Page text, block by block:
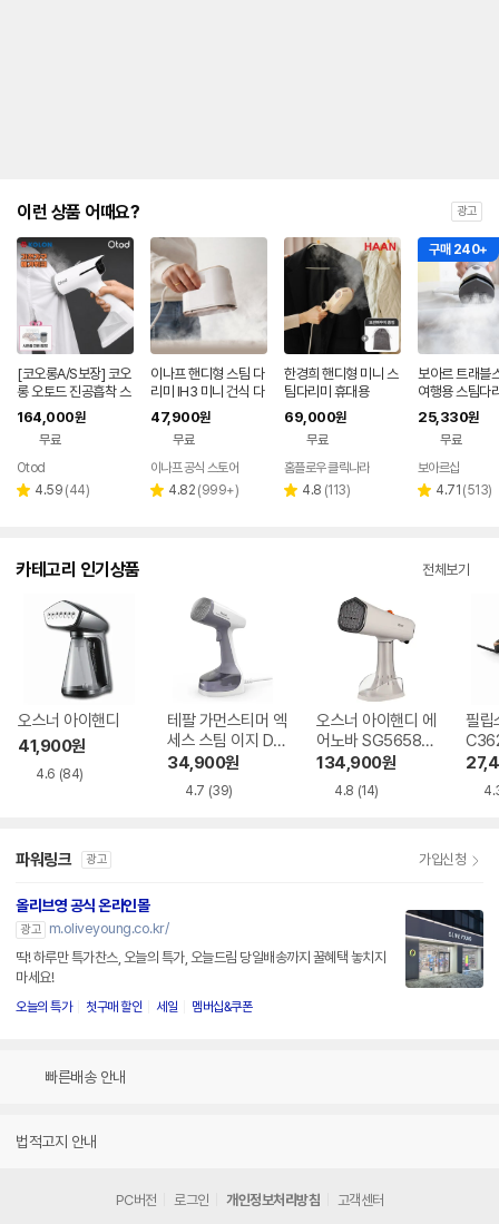
이런 상품 어때요? 광고
[코오롱A/S보장] 코오
롱 오토드 진공흡착 스
팀다리미 핸디형
164,000원
무료
Otod
별 4.59 리
(44)
이나프 핸디형 스팀 다
리미 IH3 미니 건식 다
리미 휴대용 여행용
47,900원
무료
이나프 공식 스토어
별 4.82 리
(999+)
한경희 핸디형 미니 스
팀다리미 휴대용
69,000원
무료
홈플로우 클릭나라
별 4.8 리
(113)
구매 240+
보아르 트래블
여행용 스팀다
대용 미니 전기
핸디 핸디형 빠
25,330원
무료
페이
보아르샵
별 4.71 리
(513)
카테고리 인기상품 전체보기
오스너 아이핸디
41,900원
4.6 (84)
테팔 가먼스티머 엑
세스 스팀 이지 DT
7113K0
34,900원
4.7 (39)
오스너 아이핸디 에
어노바 SG5658P
X
134,900원
4.8 (14)
필립
파워링크 광고 가입신청
올리브영 공식 온라인몰
광고
m.oliveyoung.co.kr/
딱! 하루만 특가찬스, 오늘의 특가, 오늘드림 당일배송까지 꿀혜택 놓치지
마세요!
오늘의 특가 첫구매 할인 세일 멤버십&쿠폰
빠른배송 안내
법적고지 안내
PC버전 로그인 개인정보처리방침 고객센터